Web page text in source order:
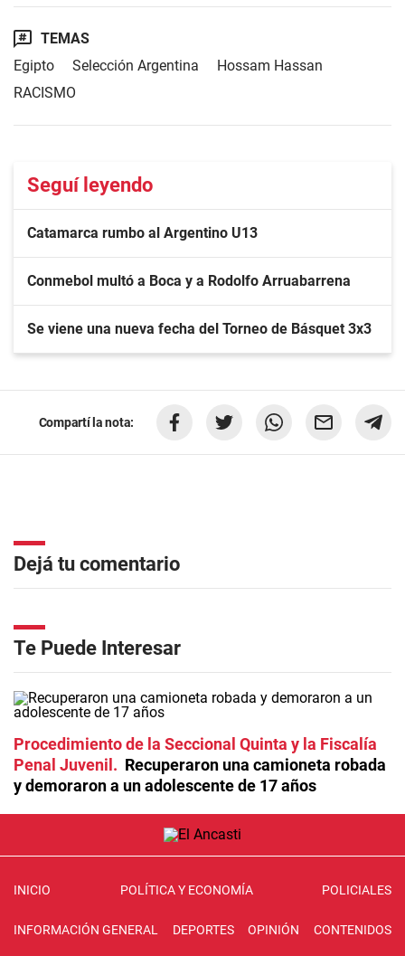
TEMAS
Egipto
Selección Argentina
Hossam Hassan
RACISMO
Seguí leyendo
Catamarca rumbo al Argentino U13
Conmebol multó a Boca y a Rodolfo Arruabarrena
Se viene una nueva fecha del Torneo de Básquet 3x3
Compartí la nota:
Dejá tu comentario
Te Puede Interesar
Procedimiento de la Seccional Quinta y la Fiscalía
Penal Juvenil
Recuperaron una camioneta robada
y demoraron a un adolescente de 17 años
INICIO POLÍTICA Y ECONOMÍA POLICIALES
INFORMACIÓN GENERAL DEPORTES OPINIÓN CONTENIDOS